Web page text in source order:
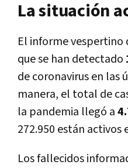
La situación
El informe vespertino
que se han detectado
de coronavirus en las
manera, el total de
la pandemia llegó a
272.950 están activos
Los fallecidos